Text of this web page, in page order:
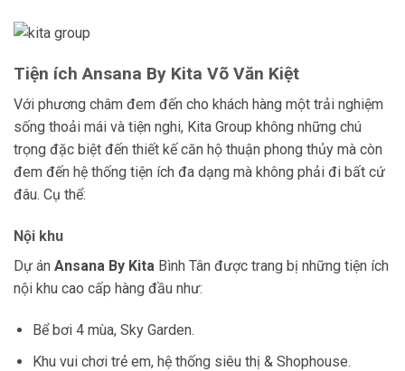
Tiện íchAnsana By Kita Võ Văn Kiệt
Với phương châm đem đến cho khách hàng một trải nghiệm
sống thoải mái và tiện nghi, Kita Group không những chú
trọng đặc biệt đến thiết kế căn hộ thuận phong thủy mà còn
đem đến hệ thống tiện ích đa dạng mà không phải đi bất cứ
đâu. Cụ thể:
Nội khu
Dự án Ansana By Kita Bình Tân được trang bị những tiện ích
nội khu cao cấp hàng đầu như:
Bể bơi 4 mùa, Sky Garden.
Khu vui chơi trẻ em, hệ thống siêu thị & Shophouse.